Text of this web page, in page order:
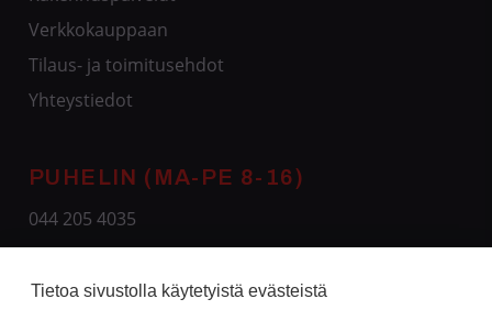
Verkkokauppaan
Tilaus- ja toimitusehdot
Yhteystiedot
PUHELIN (MA-PE 8-16)
044 205 4035
Tietoa sivustolla käytetyistä evästeistä